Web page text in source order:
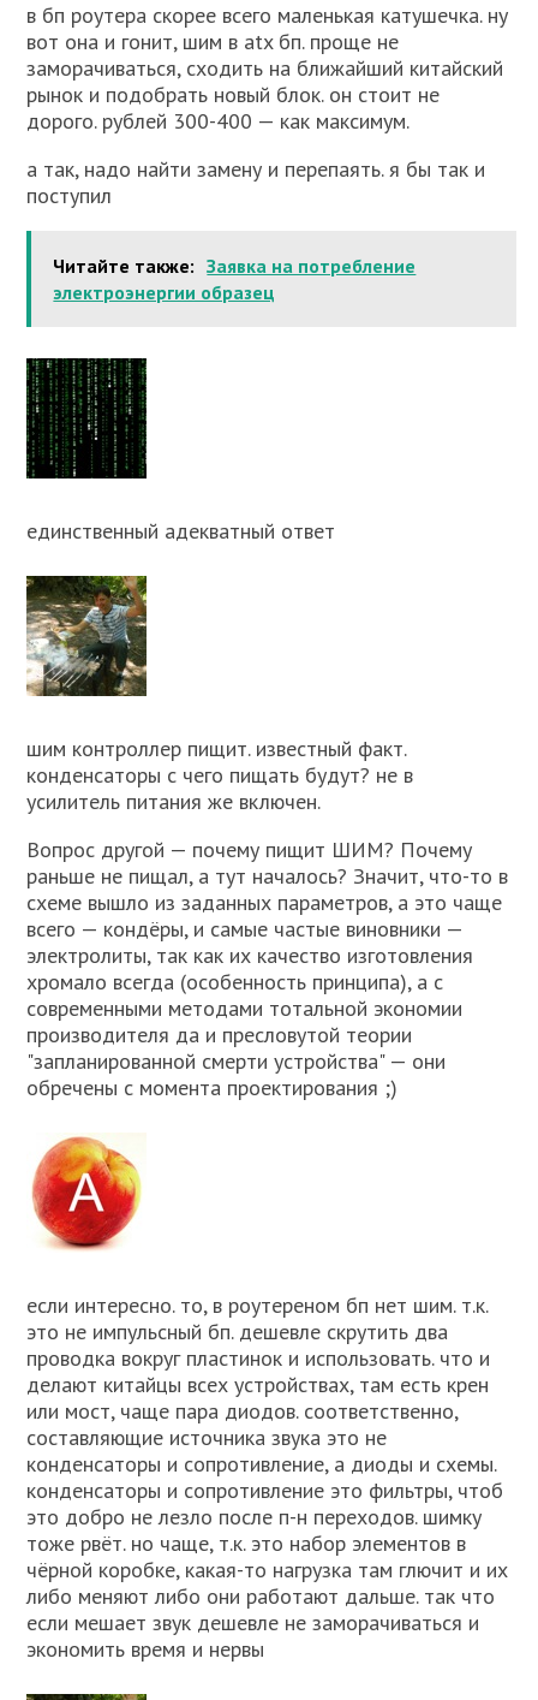
в бп роутера скорее всего маленькая катушечка. ну
вот она и гонит, шим в atx бп. проще не
заморачиваться, сходить на ближайший китайский
рынок и подобрать новый блок. он стоит не
дорого. рублей 300-400 — как максимум.
а так, надо найти замену и перепаять. я бы так и
поступил
Читайте также: Заявка на потребление
электроэнергии образец
единственный адекватный ответ
шим контроллер пищит. известный факт.
конденсаторы с чего пищать будут? не в
усилитель питания же включен.
Вопрос другой — почему пищит ШИМ? Почему
раньше не пищал, а тут началось? Значит, что-то в
схеме вышло из заданных параметров, а это чаще
всего — кондёры, и самые частые виновники —
электролиты, так как их качество изготовления
хромало всегда (особенность принципа), а с
современными методами тотальной экономии
производителя да и пресловутой теории
"запланированной смерти устройства" — они
обречены с момента проектирования ;)
если интересно. то, в роутереном бп нет шим. т.к.
это не импульсный бп. дешевле скрутить два
проводка вокруг пластинок и использовать. что и
делают китайцы всех устройствах, там есть крен
или мост, чаще пара диодов. соответственно,
составляющие источника звука это не
конденсаторы и сопротивление, а диоды и схемы.
конденсаторы и сопротивление это фильтры, чтоб
это добро не лезло после п-н переходов. шимку
тоже рвёт. но чаще, т.к. это набор элементов в
чёрной коробке, какая-то нагрузка там глючит и их
либо меняют либо они работают дальше. так что
если мешает звук дешевле не заморачиваться и
экономить время и нервы